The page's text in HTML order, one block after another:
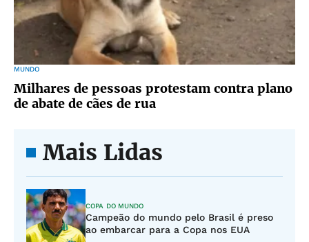
MUNDO
Milhares de pessoas protestam contra plano
de abate de cães de rua
Mais Lidas
COPA DO MUNDO
Campeão do mundo pelo Brasil é preso
ao embarcar para a Copa nos EUA